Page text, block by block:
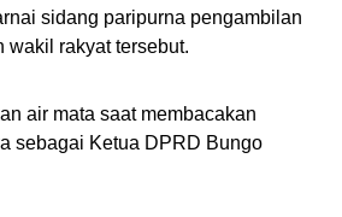
sidang paripurna pengambilan
wakil rakyat tersebut.
air mata saat membacakan
sebagai Ketua DPRD Bungo